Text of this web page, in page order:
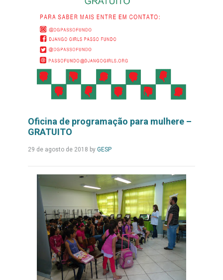
Oficina de programação para mulhere –
GRATUITO
29 de agosto de 2018 by GESPLeia